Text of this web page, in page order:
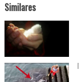
Similares